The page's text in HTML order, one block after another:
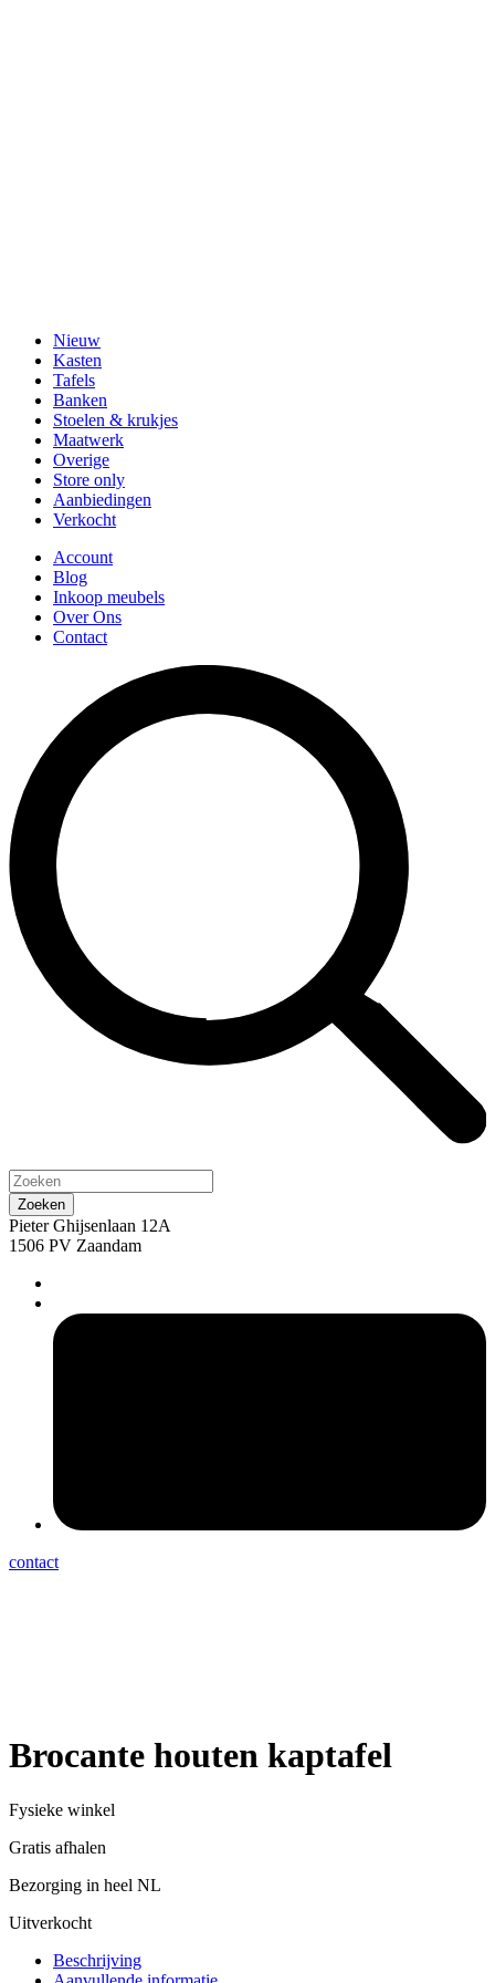
Nieuw
Kasten
Tafels
Banken
Stoelen & krukjes
Maatwerk
Overige
Store only
Aanbiedingen
Verkocht
Account
Blog
Inkoop meubels
Over Ons
Contact
Pieter Ghijsenlaan 12A
1506 PV Zaandam
contact
Brocante houten kaptafel
Fysieke winkel
Gratis afhalen
Bezorging in heel NL
Uitverkocht
Beschrijving